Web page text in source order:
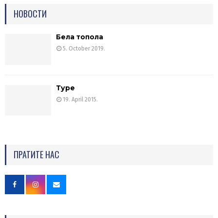
НОВОСТИ
Бела топола
5. October 2019.
Туре
19. April 2015.
ПРАТИТЕ НАС